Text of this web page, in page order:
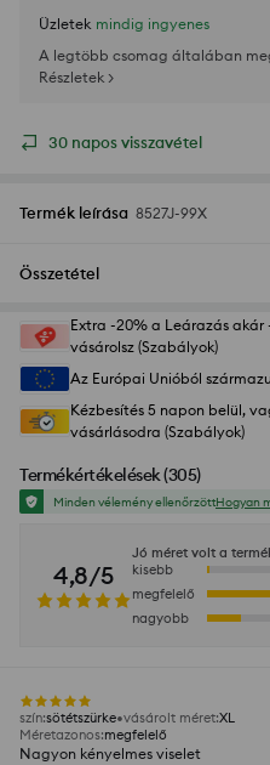
Üzletek mindig ingyenes
A legtöbb csomag általában
Részletek >
30 napos visszavétel
Termék leírása 8527J-99X
Összetétel
Extra -20% a Leárazás
vásárolsz (Szabályok)
Az Európai Unióból
Kézbesítés 5 napon belül,
vásárlásodra (Szabályok)
Termékértékelések(305)
Minden vélemény ellenőrzöttHogyan
4,8/5
Jó méret volt a
kisebb
megfelelő
nagyobb
szín:sötétszürke vásárolt méret:XL
Méretazonos:megfelelő
Nagyon kényelmes viselet